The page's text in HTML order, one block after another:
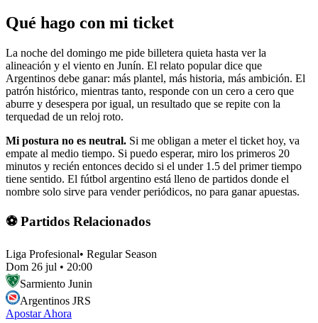
Qué hago con mi ticket
La noche del domingo me pide billetera quieta hasta ver la
alineación y el viento en Junín. El relato popular dice que
Argentinos debe ganar: más plantel, más historia, más ambición. El
patrón histórico, mientras tanto, responde con un cero a cero que
aburre y desespera por igual, un resultado que se repite con la
terquedad de un reloj roto.
Mi postura no es neutral. Si me obligan a meter el ticket hoy, va
empate al medio tiempo. Si puedo esperar, miro los primeros 20
minutos y recién entonces decido si el under 1.5 del primer tiempo
tiene sentido. El fútbol argentino está lleno de partidos donde el
nombre solo sirve para vender periódicos, no para ganar apuestas.
⚽ Partidos Relacionados
Liga Profesional• Regular Season
Dom 26 jul • 20:00
Sarmiento Junin
Argentinos JRS
Apostar Ahora